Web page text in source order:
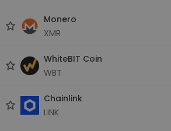
Monero
XMR
WhiteBIT Coin
WBT
Chainlink
LINK